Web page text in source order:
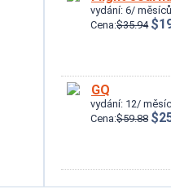
vydání: 6/
Cena:$35.94
GQ
vydání: 12/
Cena:$59.88